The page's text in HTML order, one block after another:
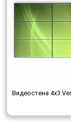
Видеостена 4x3